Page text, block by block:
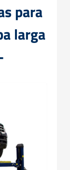
para
larga